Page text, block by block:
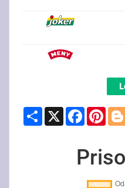
Share X Facebook